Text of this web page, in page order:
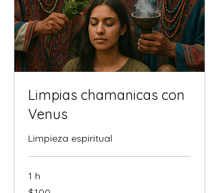
Limpias chamanicas con
Venus
Limpieza espiritual
1 h
100